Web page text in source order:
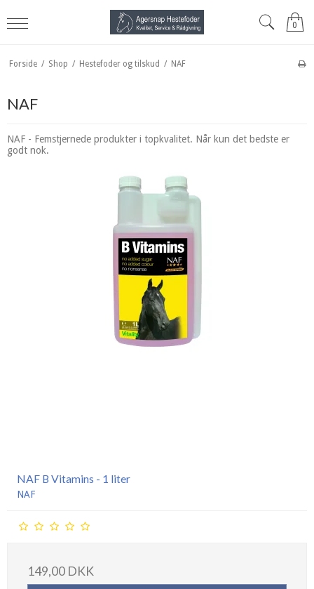
0
Forside / Shop / Hestefoder og tilskud / NAF
NAF
NAF - Femstjernede produkter i topkvalitet. Når kun det bedste er
godt nok.
NAF B Vitamins - 1 liter
NAF
149,00 DKK